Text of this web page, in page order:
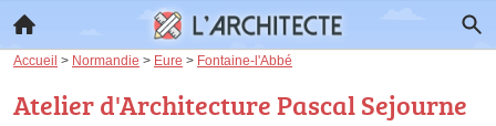
Accueil > Normandie > Eure > Fontaine-l'Abbé
Atelier d'Architecture Pascal Sejourne